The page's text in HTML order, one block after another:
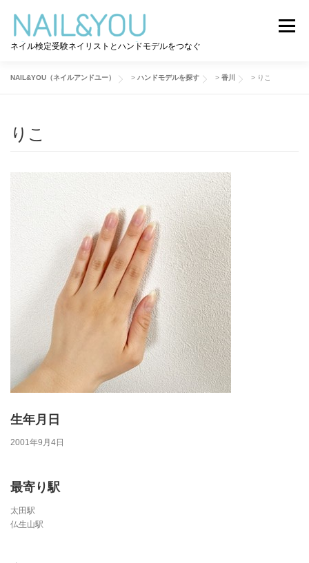
ネイル検定受験ネイリストとハンドモデルをつなぐ
メニュー
ハンドモデルを探す
NAIL&YOU（ネイルアンドユー） > ハンドモデルを探す > 香川 > りこ
りこ
生年月日
2001年9月4日
最寄り駅
太田駅
仏生山駅